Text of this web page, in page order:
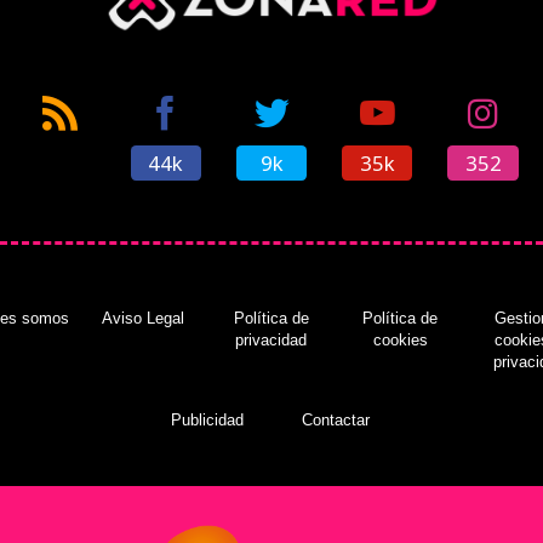
44k 9k 35k 352
somos Aviso Legal
Política de
privacidad
Política de
cookies
Publicidad Contactar